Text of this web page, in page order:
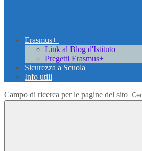
Erasmus+
Link al Blog d'Istituto
Pregetti Erasmus+
Sicurezza a Scuola
Info utili
Campo di ricerca per le pagine del sito